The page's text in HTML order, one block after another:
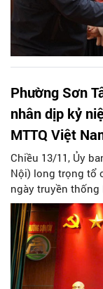
Phường Sơn
nhân dịp kỷ
MTTQ Việt
Chiều 13/11, Ủy
Nội) long trọng tổ
ngày truyền thống
18/11/2025) nhằm
tri ân những đóng
dương, khen
tích tiêu biểu trong
dựng nông thôn
bàn.